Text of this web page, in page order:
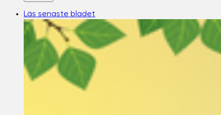
Läs senaste bladet